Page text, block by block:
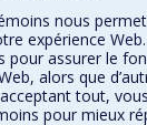
nous
expérience
pour assurer le
alors que
tout,
pour mieux